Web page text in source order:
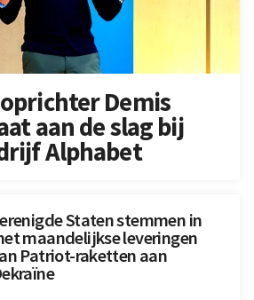
Demis
aan de slag bij
Alphabet
Staten stemmen in
maandelijkse leveringen
Patriot-raketten aan